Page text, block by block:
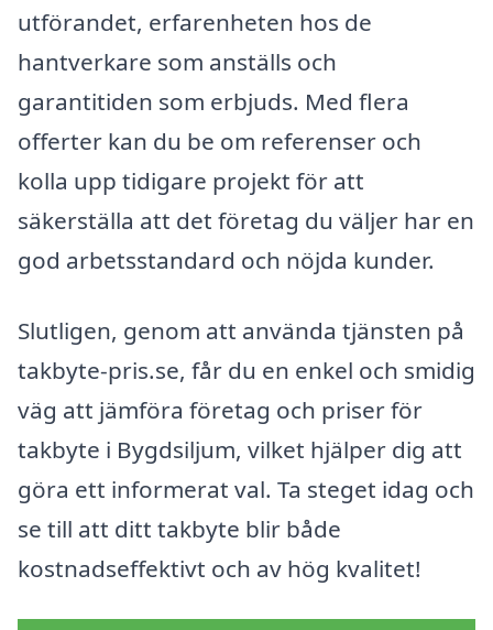
utförandet, erfarenheten hos de
hantverkare som anställs och
garantitiden som erbjuds. Med flera
offerter kan du be om referenser och
kolla upp tidigare projekt för att
säkerställa att det företag du väljer har en
god arbetsstandard och nöjda kunder.
Slutligen, genom att använda tjänsten på
takbyte-pris.se, får du en enkel och smidig
väg att jämföra företag och priser för
takbyte i Bygdsiljum, vilket hjälper dig att
göra ett informerat val. Ta steget idag och
se till att ditt takbyte blir både
kostnadseffektivt och av hög kvalitet!